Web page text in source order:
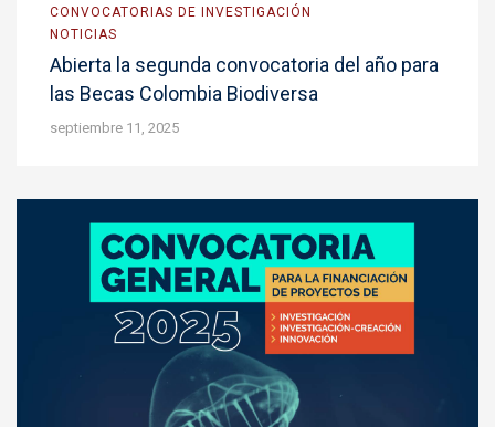
CONVOCATORIAS DE INVESTIGACIÓN
NOTICIAS
Abierta la segunda convocatoria del año para
las Becas Colombia Biodiversa
septiembre 11, 2025